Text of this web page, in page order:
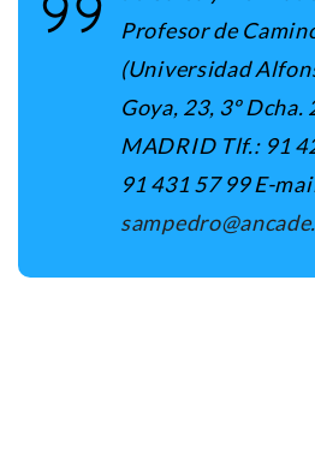
Profesor de
(Universidad
Goya, 23, 3º Dcha.
MADRID Tlf.: 91
91 431 57 99 E-